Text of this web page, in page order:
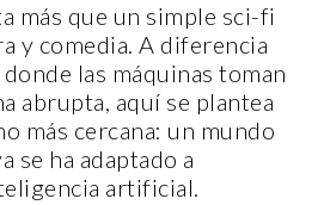
más que un simple sci-fi
y comedia. A diferencia
las máquinas toman
abrupta, aquí se plantea
más cercana: un mundo
se ha adaptado a
artificial.